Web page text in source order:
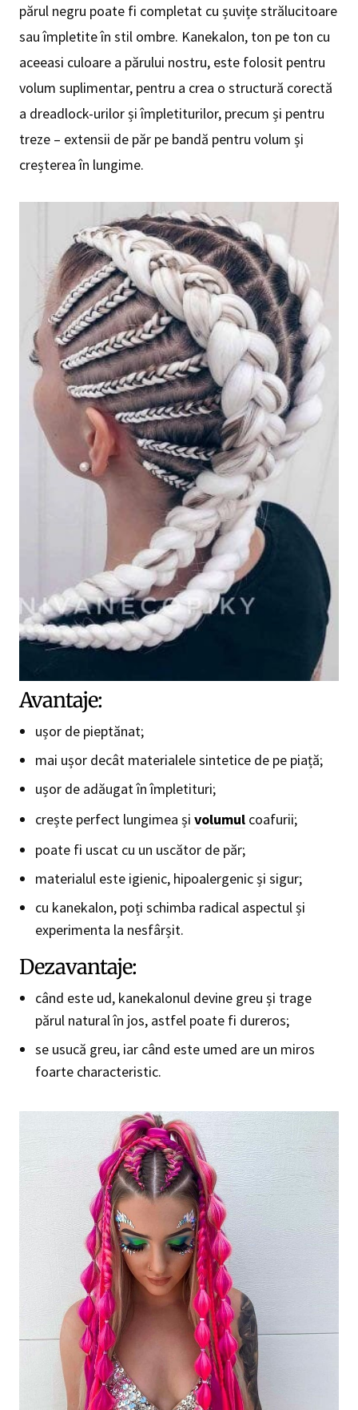
părul negru poate fi completat cu șuvițe strălucitoare
sau împletite în stil ombre. Kanekalon, ton pe ton cu
aceeasi culoare a părului nostru, este folosit pentru
volum suplimentar, pentru a crea o structură corectă
a dreadlock-urilor și împletiturilor, precum și pentru
treze – extensii de păr pe bandă pentru volum și
creșterea în lungime.
Avantaje:
ușor de pieptănat;
mai ușor decât materialele sintetice de pe piață;
ușor de adăugat în împletituri;
crește perfect lungimea și volumul coafurii;
poate fi uscat cu un uscător de păr;
materialul este igienic, hipoalergenic și sigur;
cu kanekalon, poți schimba radical aspectul și
experimenta la nesfârșit.
Dezavantaje:
când este ud, kanekalonul devine greu și trage
părul natural în jos, astfel poate fi dureros;
se usucă greu, iar când este umed are un miros
foarte characteristic.